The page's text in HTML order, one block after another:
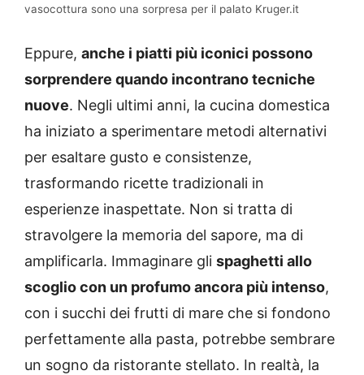
vasocottura sono una sorpresa per il palato Kruger.it
Eppure, anche i piatti più iconici possono
sorprendere quando incontrano tecniche
nuove. Negli ultimi anni, la cucina domestica
ha iniziato a sperimentare metodi alternativi
per esaltare gusto e consistenze,
trasformando ricette tradizionali in
esperienze inaspettate. Non si tratta di
stravolgere la memoria del sapore, ma di
amplificarla. Immaginare gli spaghetti allo
scoglio con un profumo ancora più intenso,
con i succhi dei frutti di mare che si fondono
perfettamente alla pasta, potrebbe sembrare
un sogno da ristorante stellato. In realtà, la